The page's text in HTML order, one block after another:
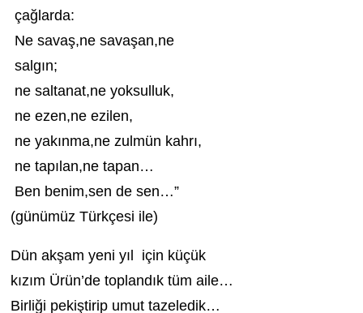
çağlarda:
Ne savaş,ne savaşan,ne
salgın;
ne saltanat,ne yoksulluk,
ne ezen,ne ezilen,
ne yakınma,ne zulmün kahrı,
ne tapılan,ne tapan…
Ben benim,sen de sen…”
(günümüz Türkçesi ile)
Dün akşam yeni yıl için küçük
kızım Ürün’de toplandık tüm aile…
Birliği pekiştirip umut tazeledik…